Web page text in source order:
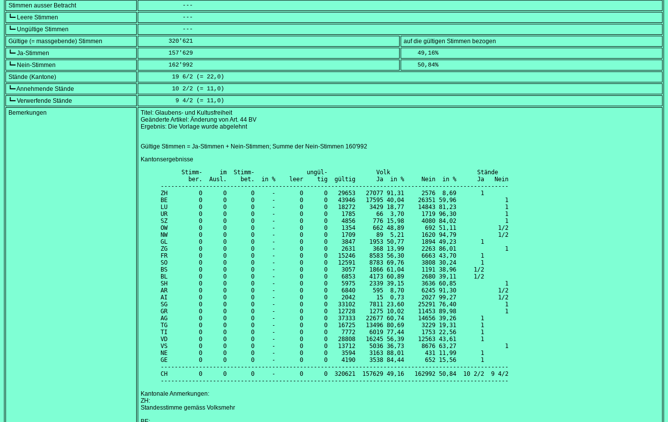
Stimmen ausser Betracht
            ---
┗━ Leere Stimmen
            ---
┗━ Ungültige Stimmen
            ---
Gültige (= massgebende) Stimmen
        320'621
auf die gültigen Stimmen bezogen
┗━ Ja-Stimmen
        157'629
    49,16
%
┗━ Nein-Stimmen
        162'992
    50,84
%
Stände (Kantone)
         19 6/2 (=
22,0 )
┗━ Annehmende Stände
         10 2/2 (=
11,0 )
┗━ Verwerfende Stände
          9 4/2 (=
11,0 )
Bemerkungen
Titel: Glaubens- und Kultusfreiheit
Geänderte Artikel: Änderung von Art. 44 BV
Ergebnis: Die Vorlage wurde abgelehnt
Gültige Stimmen = Ja-Stimmen + Nein-Stimmen; Summe der Nein-Stimmen 160'992
Kantonsergebnisse
      Stimm-     im  Stimm-               ungül-              Volk                         Stände
        ber.  Ausl.    bet.  in %    leer    tig  gültig      Ja  in %     Nein  in %      Ja   Nein
----------------------------------------------------------------------------------------------------
ZH         0      0       0     -       0      0   29653   27077 91,31     2576  8,69       1
BE         0      0       0     -       0      0   43946   17595 40,04    26351 59,96              1
LU         0      0       0     -       0      0   18272    3429 18,77    14843 81,23              1
UR         0      0       0     -       0      0    1785      66  3,70     1719 96,30              1
SZ         0      0       0     -       0      0    4856     776 15,98     4080 84,02              1
OW         0      0       0     -       0      0    1354     662 48,89      692 51,11            1/2
NW         0      0       0     -       0      0    1709      89  5,21     1620 94,79            1/2
GL         0      0       0     -       0      0    3847    1953 50,77     1894 49,23       1
ZG         0      0       0     -       0      0    2631     368 13,99     2263 86,01              1
FR         0      0       0     -       0      0   15246    8583 56,30     6663 43,70       1
SO         0      0       0     -       0      0   12591    8783 69,76     3808 30,24       1
BS         0      0       0     -       0      0    3057    1866 61,04     1191 38,96     1/2
BL         0      0       0     -       0      0    6853    4173 60,89     2680 39,11     1/2
SH         0      0       0     -       0      0    5975    2339 39,15     3636 60,85              1
AR         0      0       0     -       0      0    6840     595  8,70     6245 91,30            1/2
AI         0      0       0     -       0      0    2042      15  0,73     2027 99,27            1/2
SG         0      0       0     -       0      0   33102    7811 23,60    25291 76,40              1
GR         0      0       0     -       0      0   12728    1275 10,02    11453 89,98              1
AG         0      0       0     -       0      0   37333   22677 60,74    14656 39,26       1
TG         0      0       0     -       0      0   16725   13496 80,69     3229 19,31       1
TI         0      0       0     -       0      0    7772    6019 77,44     1753 22,56       1
VD         0      0       0     -       0      0   28808   16245 56,39    12563 43,61       1
VS         0      0       0     -       0      0   13712    5036 36,73     8676 63,27              1
NE         0      0       0     -       0      0    3594    3163 88,01      431 11,99       1
GE         0      0       0     -       0      0    4190    3538 84,44      652 15,56       1
----------------------------------------------------------------------------------------------------
CH         0      0       0     -       0      0  320621  157629 49,16   162992 50,84  10 2/2  9 4/2
Kantonale Anmerkungen:
ZH:
Standesstimme gemäss Volksmehr